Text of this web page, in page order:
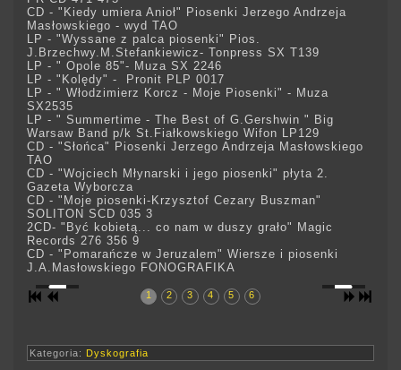
CD - "Kiedy umiera Anioł" Piosenki Jerzego Andrzeja
Masłowskiego - wyd TAO
LP - "Wyssane z palca piosenki" Pios.
J.Brzechwy.M.Stefankiewicz- Tonpress SX T139
LP - " Opole 85"- Muza SX 2246
LP - "Kolędy" - Pronit PLP 0017
LP - " Włodzimierz Korcz - Moje Piosenki" - Muza
SX2535
LP - " Summertime - The Best of G.Gershwin " Big
Warsaw Band p/k St.Fiałkowskiego Wifon LP129
CD - "Słońca" Piosenki Jerzego Andrzeja Masłowskiego
TAO
CD - "Wojciech Młynarski i jego piosenki" płyta 2.
Gazeta Wyborcza
CD - "Moje piosenki-Krzysztof Cezary Buszman"
SOLITON SCD 035 3
2CD- "Być kobietą... co nam w duszy grało" Magic
Records 276 356 9
CD - "Pomarańcze w Jeruzalem" Wiersze i piosenki
J.A.Masłowskiego FONOGRAFIKA
1 2 3 4 5 6
Kategoria: Dyskografia